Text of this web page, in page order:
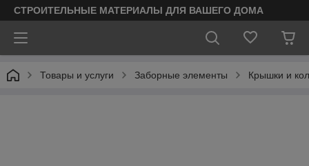
СТРОИТЕЛЬНЫЕ МАТЕРИАЛЫ ДЛЯ ВАШЕГО ДОМА
Товары и услуги Заборные элементы Крышки и